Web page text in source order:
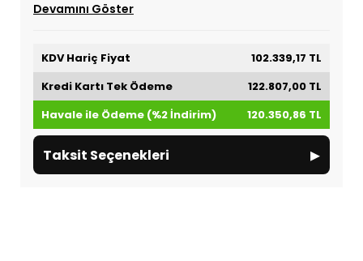
Devamını Göster
KDV Hariç Fiyat
102.339,17 TL
Kredi Kartı Tek Ödeme
122.807,00 TL
Havale ile Ödeme (%2 İndirim)
120.350,86 TL
Taksit Seçenekleri ▸